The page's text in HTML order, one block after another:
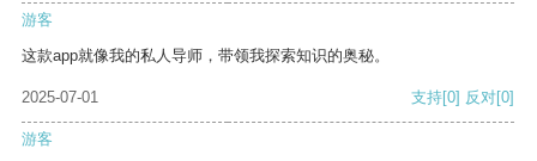
游客
这款app就像我的私人导师，带领我探索知识的奥秘。
2025-07-01 支持[0] 反对[0]
游客